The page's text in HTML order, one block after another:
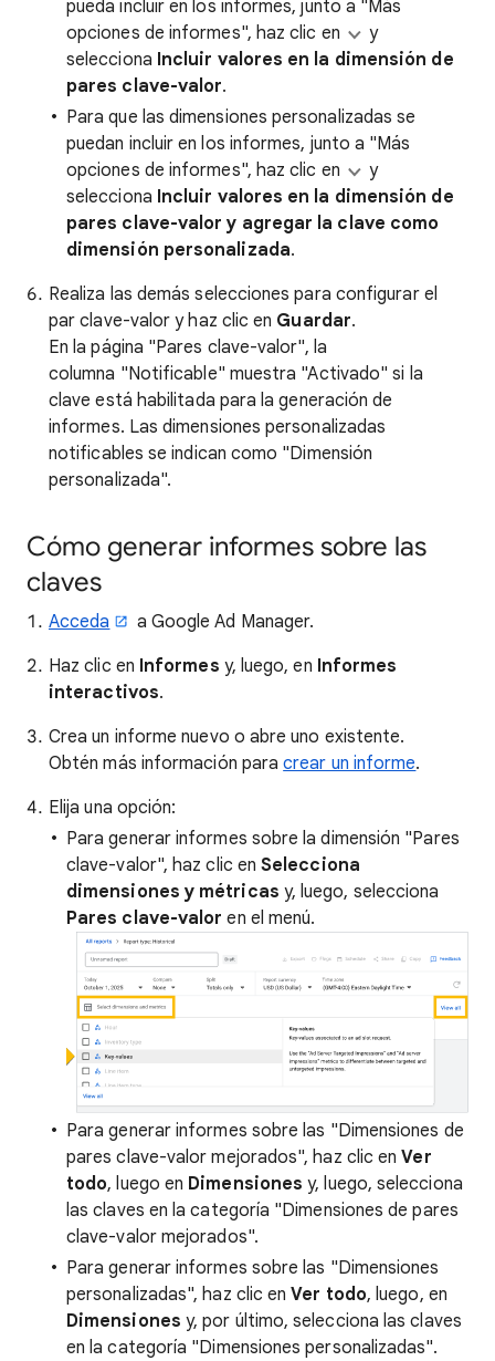
pueda incluir en los informes, junto a "Más
opciones de informes", haz clic en
y
selecciona Incluir valores en la dimensión de
pares clave-valor.
Para que las dimensiones personalizadas se
puedan incluir en los informes, junto a "Más
opciones de informes", haz clic en
y
selecciona Incluir valores en la dimensión de
pares clave-valor y agregar la clave como
dimensión personalizada.
Realiza las demás selecciones para configurar el
par clave-valor y haz clic en Guardar.
En la página "Pares clave-valor", la
columna "Notificable" muestra "Activado" si la
clave está habilitada para la generación de
informes. Las dimensiones personalizadas
notificables se indican como "Dimensión
personalizada".
Cómo generar informes sobre las
claves
Acceda
a Google Ad Manager.
Haz clic en Informes y, luego, en Informes
interactivos.
Crea un informe nuevo o abre uno existente.
Obtén más información paracrear un informe.
Elija una opción:
Para generar informes sobre la dimensión "Pares
clave-valor", haz clic enSelecciona
dimensiones y métricas y, luego, selecciona
Pares clave-valor en el menú.
Para generar informes sobre las "Dimensiones de
pares clave-valor mejorados", haz clic enVer
todo, luego en Dimensiones y, luego, selecciona
las claves en la categoría "Dimensiones de pares
clave-valor mejorados".
Para generar informes sobre las "Dimensiones
personalizadas", haz clic enVer todo, luego, en
Dimensiones y, por último, selecciona las claves
en la categoría "Dimensiones personalizadas".